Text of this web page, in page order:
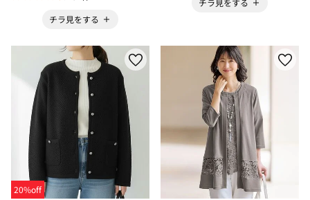
チラ見をする
チラ見をする
20%off